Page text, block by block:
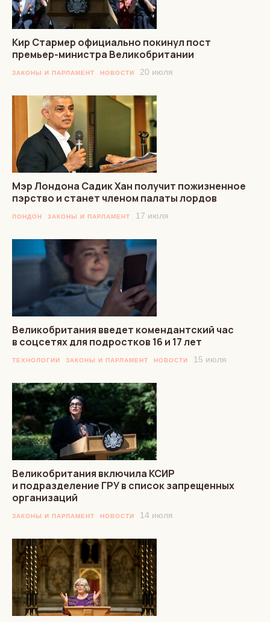
Кир Стармер официально покинул пост
премьер-министра Великобритании
ЗАКОНЫ И ПАРЛАМЕНТ НОВОСТИ 20 июля
Мэр Лондона Садик Хан получит пожизненное
пэрство и станет членом палаты лордов
ЛОНДОН ЗАКОНЫ И ПАРЛАМЕНТ 17 июля
Великобритания введет комендантский час
в соцсетях для подростков 16 и 17 лет
ТЕХНОЛОГИИ ЗАКОНЫ И ПАРЛАМЕНТ НОВОСТИ 15 июля
Великобритания включила КСИР
и подразделение ГРУ в список запрещенных
организаций
ЗАКОНЫ И ПАРЛАМЕНТ НОВОСТИ 14 июля